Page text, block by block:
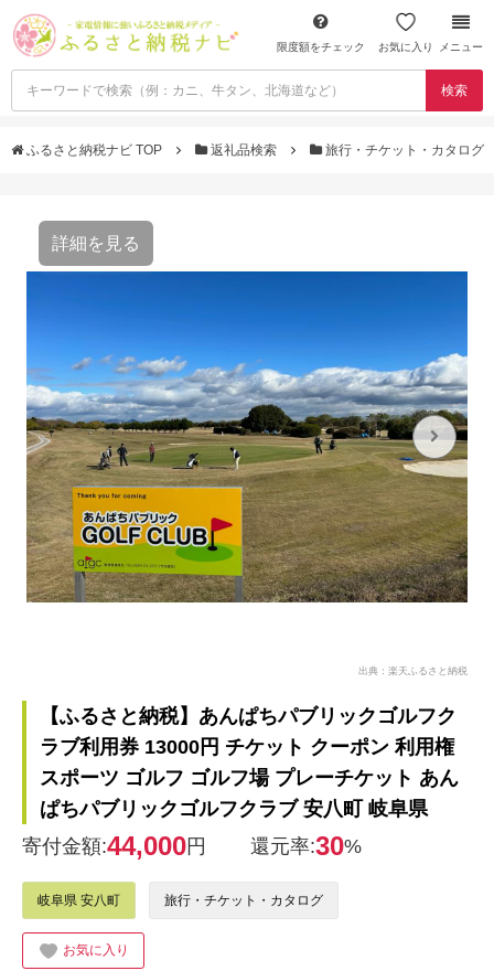
限度額をチェック お気に入り メニュー
検索
ふるさと納税ナビ TOP 返礼品検索 旅行・チケット・カタログ
詳細を見る
出典：楽天ふるさと納税
【ふるさと納税】あんぱちパブリックゴルフク
ラブ利用券 13000円 チケット クーポン 利用権
スポーツ ゴルフ ゴルフ場 プレーチケット あん
ぱちパブリックゴルフクラブ 安八町 岐阜県
寄付金額:44,000円 還元率:30%
岐阜県 安八町 旅行・チケット・カタログ
お気に入り